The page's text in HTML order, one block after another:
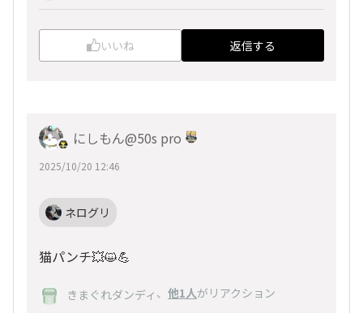
いいね 返信する
にしもん@50s pro
2025/10/20 12:46
ネログリ
猫パンチ💥😺💪
きまぐれダンディ 、 他1人がリアクション